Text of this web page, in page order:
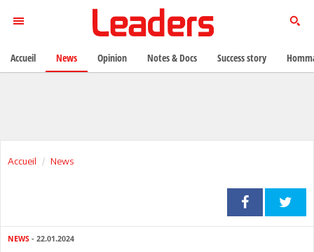
Accueil News
NEWS - 22.01.2024
Accueil News Opinion Notes & Docs Success story